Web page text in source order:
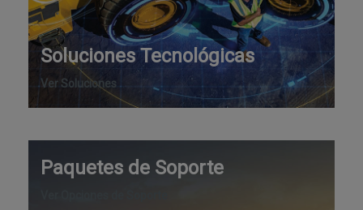
Soluciones Tecnológicas
Ver Soluciones
Paquetes de Soporte